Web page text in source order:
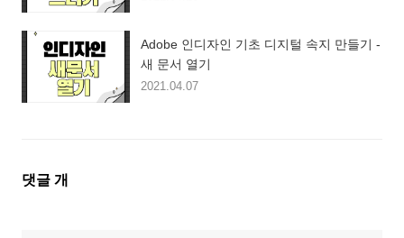
Adobe 인디자인 기초 디지털 속지 만들기 -
새 문서 열기
2021.04.07
댓
댓글 개